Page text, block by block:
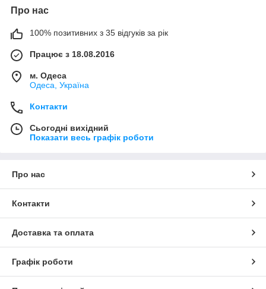
Про нас
100% позитивних з 35 відгуків за рік
Працює з 18.08.2016
м. Одеса
Одеса, Україна
Контакти
Сьогодні вихідний
Показати весь графік роботи
Про нас
Контакти
Доставка та оплата
Графік роботи